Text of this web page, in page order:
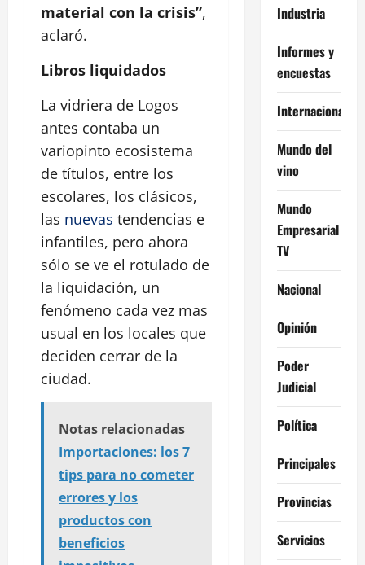
material con la crisis”,
aclaró.
Libros liquidados
La vidriera de Logos
antes contaba un
variopinto ecosistema
de títulos, entre los
escolares, los clásicos,
las nuevas tendencias e
infantiles, pero ahora
sólo se ve el rotulado de
la liquidación, un
fenómeno cada vez mas
usual en los locales que
deciden cerrar de la
ciudad.
Notas relacionadas
Importaciones: los 7
tips para no cometer
errores y los
productos con
beneficios
Industria
Informes y
encuestas
Internacional
Mundo del
vino
Mundo
Empresarial
TV
Nacional
Opinión
Poder
Judicial
Política
Principales
Provincias
Servicios